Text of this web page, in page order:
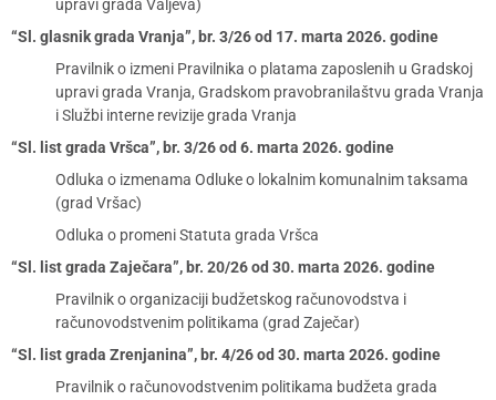
upravi grada Valjeva)
“Sl. glasnik grada Vranja”, br. 3/26 od 17. marta 2026. godine
Pravilnik o izmeni Pravilnika o platama zaposlenih u Gradskoj
upravi grada Vranja, Gradskom pravobranilaštvu grada Vranja
i Službi interne revizije grada Vranja
“Sl. list grada Vršca”, br. 3/26 od 6. marta 2026. godine
Odluka o izmenama Odluke o lokalnim komunalnim taksama
(grad Vršac)
Odluka o promeni Statuta grada Vršca
“Sl. list grada Zaječara”, br. 20/26 od 30. marta 2026. godine
Pravilnik o organizaciji budžetskog računovodstva i
računovodstvenim politikama (grad Zaječar)
“Sl. list grada Zrenjanina”, br. 4/26 od 30. marta 2026. godine
Pravilnik o računovodstvenim politikama budžeta grada